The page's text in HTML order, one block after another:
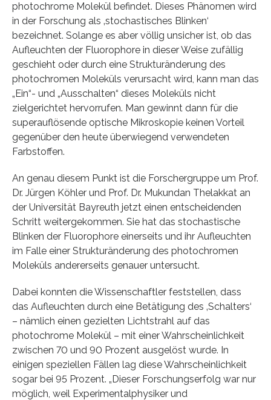
photochrome Molekül befindet. Dieses Phänomen wird
in der Forschung als ‚stochastisches Blinken‘
bezeichnet. Solange es aber völlig unsicher ist, ob das
Aufleuchten der Fluorophore in dieser Weise zufällig
geschieht oder durch eine Strukturänderung des
photochromen Moleküls verursacht wird, kann man das
„Ein“- und „Ausschalten“ dieses Moleküls nicht
zielgerichtet hervorrufen. Man gewinnt dann für die
superauflösende optische Mikroskopie keinen Vorteil
gegenüber den heute überwiegend verwendeten
Farbstoffen.
An genau diesem Punkt ist die Forschergruppe um Prof.
Dr. Jürgen Köhler und Prof. Dr. Mukundan Thelakkat an
der Universität Bayreuth jetzt einen entscheidenden
Schritt weitergekommen. Sie hat das stochastische
Blinken der Fluorophore einerseits und ihr Aufleuchten
im Falle einer Strukturänderung des photochromen
Moleküls andererseits genauer untersucht.
Dabei konnten die Wissenschaftler feststellen, dass
das Aufleuchten durch eine Betätigung des ‚Schalters‘
– nämlich einen gezielten Lichtstrahl auf das
photochrome Molekül – mit einer Wahrscheinlichkeit
zwischen 70 und 90 Prozent ausgelöst wurde. In
einigen speziellen Fällen lag diese Wahrscheinlichkeit
sogar bei 95 Prozent. „Dieser Forschungserfolg war nur
möglich, weil Experimentalphysiker und